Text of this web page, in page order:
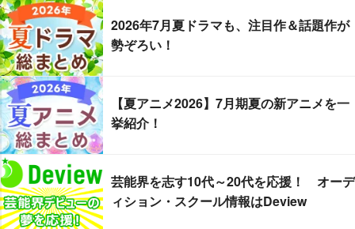
2026年7月夏ドラマも、注目作＆話題作が
勢ぞろい！
【夏アニメ2026】7月期夏の新アニメを一
挙紹介！
芸能界を志す10代～20代を応援！ オーデ
ィション・スクール情報はDeview